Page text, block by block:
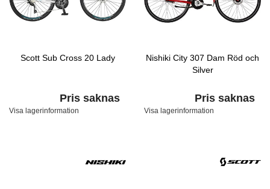
Scott Sub Cross 20 Lady
Pris saknas
Visa lagerinformation
Nishiki City 307 Dam Röd och
Silver
Pris saknas
Visa lagerinformation